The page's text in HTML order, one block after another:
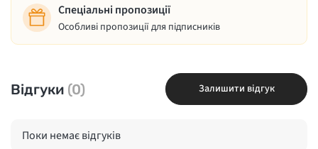
Спеціальні пропозиції
Особливі пропозиції для підписників
Відгуки (0) Залишити відгук
Поки немає відгуків